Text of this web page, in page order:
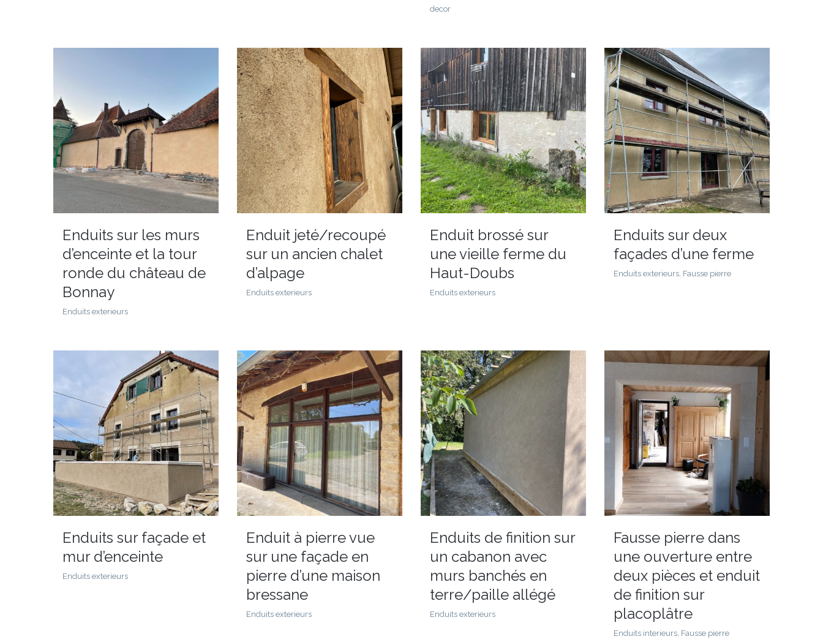
decor
Enduits sur les murs
d’enceinte et la tour
ronde du château de
Bonnay
Enduits exterieurs
Enduit jeté/recoupé
sur un ancien chalet
d’alpage
Enduits exterieurs
Enduit brossé sur
une vieille ferme du
Haut-Doubs
Enduits exterieurs
Enduits sur deux
façades d’une ferme
Enduits exterieurs, Fausse pierre
Enduits sur façade et
mur d’enceinte
Enduits exterieurs
Enduit à pierre vue
sur une façade en
pierre d’une maison
bressane
Enduits exterieurs
Enduits de finition sur
un cabanon avec
murs banchés en
terre/paille allégé
Enduits exterieurs
Fausse pierre dans
une ouverture entre
deux pièces et enduit
de finition sur
placoplâtre
Enduits interieurs, Fausse pierre